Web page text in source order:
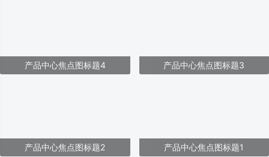
产品中心焦点图标题4 产品中心焦点图标题3
产品中心焦点图标题2 产品中心焦点图标题1